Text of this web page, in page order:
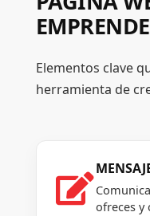
Elementos clave
herramienta de

ofreces y